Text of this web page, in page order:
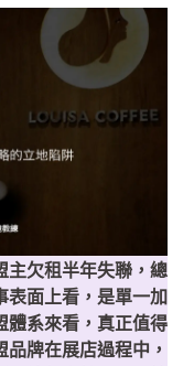
主欠租半年失聯，總
表面上看，是單一加
體系來看，真正值得
牌在展店過程中，